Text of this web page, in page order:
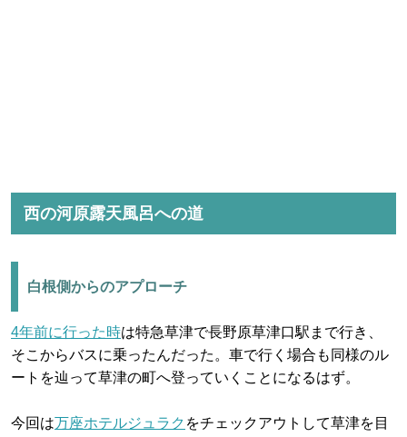
西の河原露天風呂への道
白根側からのアプローチ
4年前に行った時は特急草津で長野原草津口駅まで行き、
そこからバスに乗ったんだった。車で行く場合も同様のル
ートを辿って草津の町へ登っていくことになるはず。
今回は万座ホテルジュラク をチェックアウトして草津を目